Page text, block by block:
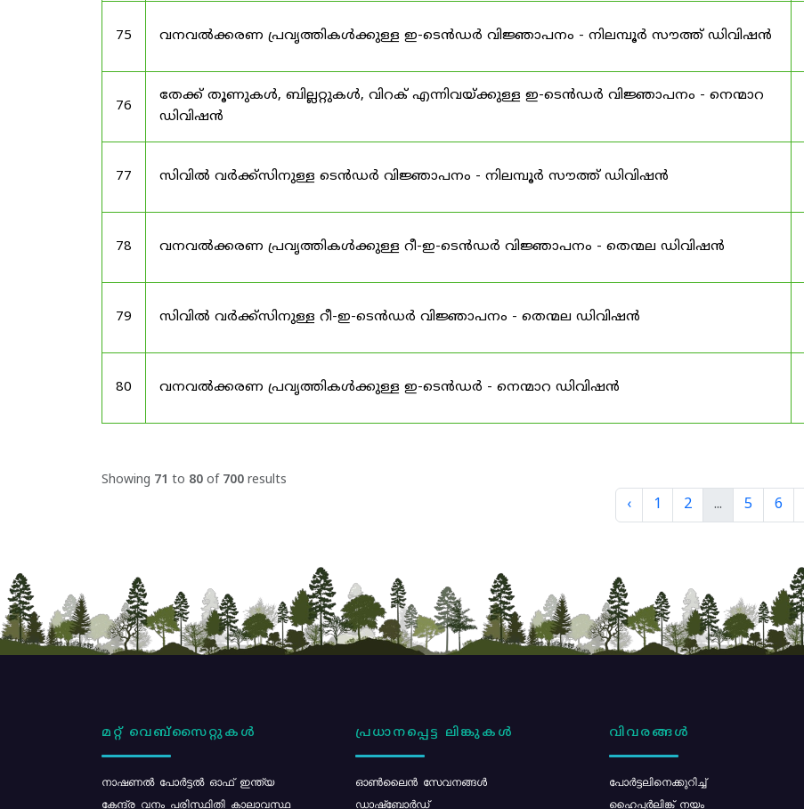
75 വനവൽക്കരണ പ്രവൃത്തികൾക്കുള്ള ഇ-ടെൻഡർ വിജ്ഞാപനം - നിലമ്പൂർ സൗത്ത് ഡിവിഷൻ
76
തേക്ക് തൂണുകൾ, ബില്ലറ്റുകൾ, വിറക് എന്നിവയ്ക്കുള്ള ഇ-ടെൻഡർ വിജ്ഞാപനം - നെന്മാറ
ഡിവിഷൻ
77 സിവിൽ വർക്ക്‌സിനുള്ള ടെൻഡർ വിജ്ഞാപനം - നിലമ്പൂർ സൗത്ത് ഡിവിഷൻ
78 വനവൽക്കരണ പ്രവൃത്തികൾക്കുള്ള റീ-ഇ-ടെൻഡർ വിജ്ഞാപനം - തെന്മല ഡിവിഷൻ
79 സിവിൽ വർക്ക്സിനുള്ള റീ-ഇ-ടെൻഡർ വിജ്ഞാപനം - തെന്മല ഡിവിഷൻ
80 വനവൽക്കരണ പ്രവൃത്തികൾക്കുള്ള ഇ-ടെൻഡർ - നെന്മാറ ഡിവിഷൻ
Showing 71 to 80 of 700 results
‹ 1 2 ... 5 6
മറ്റ് വെബ്സൈറ്റുകൾ
നാഷണൽ പോർട്ടൽ ഓഫ് ഇന്ത്യ
കേന്ദ്ര വനം പരിസ്ഥിതി കാലാവസ്ഥ
പ്രധാനപ്പെട്ട ലിങ്കുകൾ
ഓൺലൈൻ സേവനങ്ങൾ
ഡാഷ്ബോർഡ്
വിവരങ്ങൾ
പോര്‍ട്ടലിനെക്കുറിച്ച്
ഹൈപ്പർലിങ്ക് നയം